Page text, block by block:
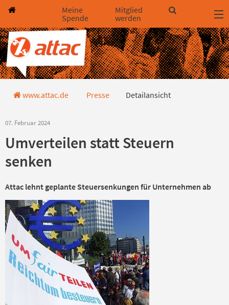
Direkt zum Hauptinhalt springen
Direkt zur Haupt-Navigation springen
Direkt zur Service-Navigation springen
Direkt zur Footer-Navigation springen
Direkt zum Footerinhalt springen
Meine
Spende
Mitglied
werden
Detailansicht Pressemitteilung
www.attac.de Presse Detailansicht
07. Februar 2024
Umverteilen statt Steuern
senken
Attac lehnt geplante Steuersenkungen für Unternehmen ab